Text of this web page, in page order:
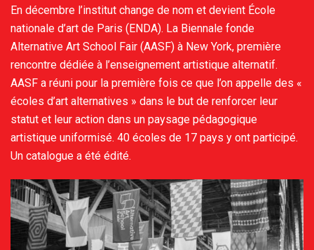
En décembre l’institut change de nom et devient École
nationale d’art de Paris (ENDA). La Biennale fonde
Alternative Art School Fair (AASF) à New York, première
rencontre dédiée à l’enseignement artistique alternatif.
AASF a réuni pour la première fois ce que l’on appelle des «
écoles d’art alternatives » dans le but de renforcer leur
statut et leur action dans un paysage pédagogique
artistique uniformisé. 40 écoles de 17 pays y ont participé.
Un catalogue a été édité.